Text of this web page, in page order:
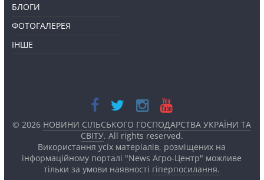
БЛОГИ
ФОТОГАЛЕРЕЯ
ІНШЕ
© 2026 НОВИНИ СІЛЬСЬКОГО ГОСПОДАРСТВА УКРАЇНИ ТА
СВІТУ. All rights reserved.
Використання усіх матеріалів, розміщених на
інформаційному порталі "News Агро-Центр" можливе
тільки за умови наявності гіперпосилання.